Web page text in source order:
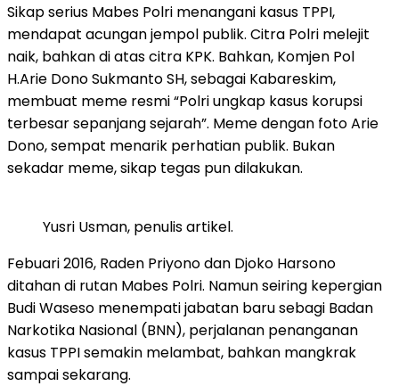
Sikap serius Mabes Polri menangani kasus TPPI,
mendapat acungan jempol publik. Citra Polri melejit
naik, bahkan di atas citra KPK. Bahkan, Komjen Pol
H.Arie Dono Sukmanto SH, sebagai Kabareskim,
membuat meme resmi “Polri ungkap kasus korupsi
terbesar sepanjang sejarah”. Meme dengan foto Arie
Dono, sempat menarik perhatian publik. Bukan
sekadar meme, sikap tegas pun dilakukan.
Yusri Usman, penulis artikel.
Febuari 2016, Raden Priyono dan Djoko Harsono
ditahan di rutan Mabes Polri. Namun seiring kepergian
Budi Waseso menempati jabatan baru sebagi Badan
Narkotika Nasional (BNN), perjalanan penanganan
kasus TPPI semakin melambat, bahkan mangkrak
sampai sekarang.